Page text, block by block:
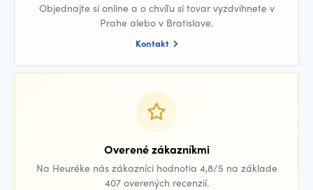
Objednajte si online a o chvíľu si tovar vyzdvihnete v
Prahe alebo v Bratislave.
Kontakt
Overené zákazníkmi
Na Heuréke nás zákazníci hodnotia 4,8/5 na základe
407 overených recenzií.